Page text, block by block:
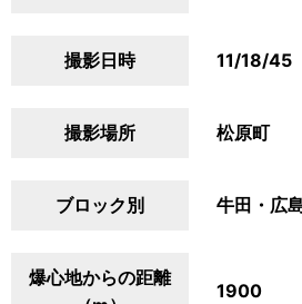
撮影日時 11/18/45
撮影場所 松原町
ブロック別 牛田・広
爆心地からの距離
1900